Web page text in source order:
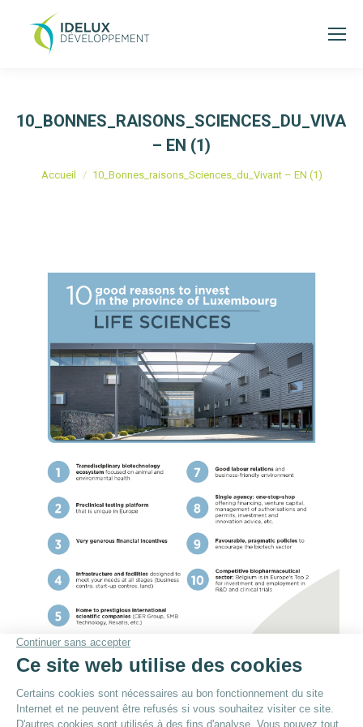
– EN (1)
Vous êtes ici :
Accueil 10_Bonnes_raisons_Sciences_du_Vivant – EN (1)